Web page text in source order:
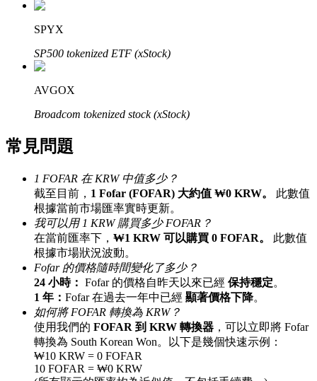
最高達65%佣金！
邀请好友
邀請朋友獲得現金獎勵
SPYX
SP500 tokenized ETF (xStock)
AVGOX
Broadcom tokenized stock (xStock)
常見問題
1 FOFAR 在 KRW 中值多少？
截至目前， 1 Fofar (FOFAR) 大約值 ₩0 KRW。
此數值
根據當前市場匯率實時更新。
我可以用 1 KRW 購買多少 FOFAR？
在當前匯率下， ₩1 KRW 可以購買 0 FOFAR。
此數值
根據市場狀況波動。
Fofar 的價格隨時間變化了多少？
24 小時： Fofar 的價格自昨天以來已經 保持穩定。
1 年： Fofar 在過去一年中已經 顯著價格下降。
如何將 FOFAR 轉換為 KRW？
使用我們的 FOFAR 到 KRW 轉換器 ，可以立即將 Fofar
轉換為 South Korean Won。以下是幾個快速示例：
₩10 KRW = 0 FOFAR
10 FOFAR = ₩0 KRW